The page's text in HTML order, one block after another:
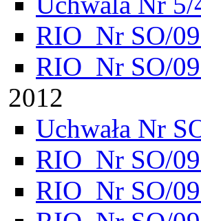
RIO_Nr SO/
RIO_Nr SO/
2012
Uchwała Nr
RIO_Nr SO/
RIO_Nr SO/